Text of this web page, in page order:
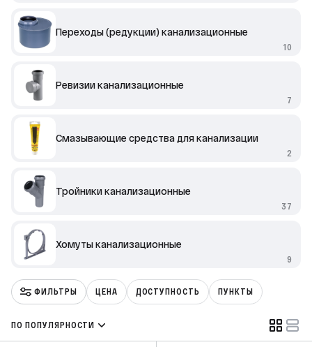
Переходы (редукции) канализационные
10
Ревизии канализационные
7
Смазывающие средства для канализации
2
Тройники канализационные
37
Хомуты канализационные
9
ФИЛЬТРЫ ЦЕНА ДОСТУПНОСТЬ ПУНКТЫ
ПО ПОПУЛЯРНОСТИ